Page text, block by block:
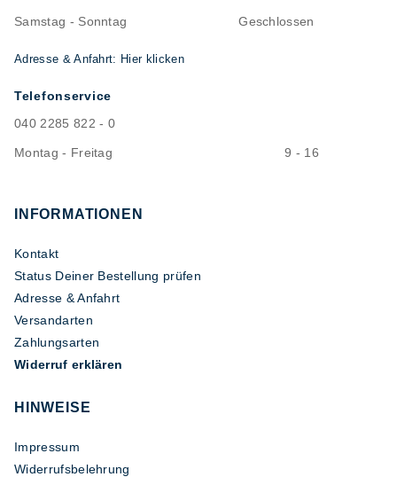
Samstag - Sonntag Geschlossen
Adresse & Anfahrt: Hier klicken
Telefonservice
040 2285 822 - 0
Montag - Freitag 9 - 16
INFORMATIONEN
Kontakt
Status Deiner Bestellung prüfen
Adresse & Anfahrt
Versandarten
Zahlungsarten
Widerruf erklären
HINWEISE
Impressum
Widerrufsbelehrung